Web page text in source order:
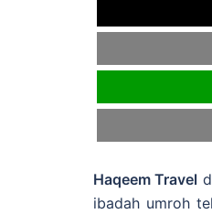
Haqeem Travel
ibadah umroh